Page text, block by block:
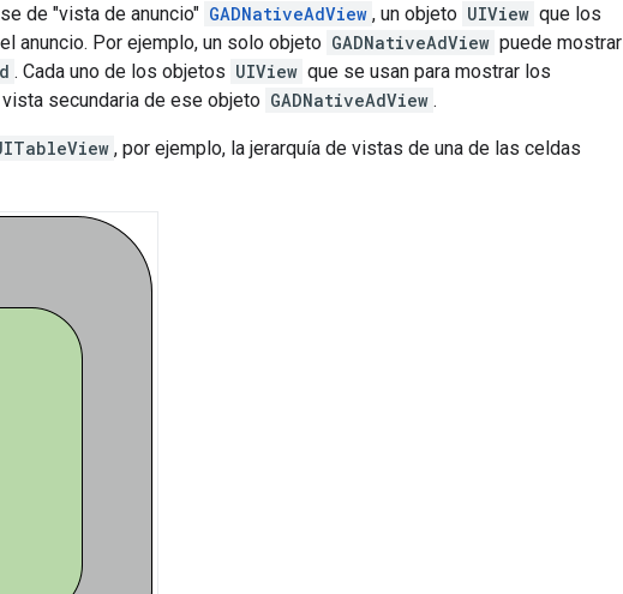
de "vista de anuncio" GADNativeAdView , un objeto UIView que los
anuncio. Por ejemplo, un solo objeto GADNativeAdView puede mostrar
. Cada uno de los objetos UIView que se usan para mostrar los
secundaria de ese objeto GADNativeAdView .
, por ejemplo, la jerarquía de vistas de una de las celdas